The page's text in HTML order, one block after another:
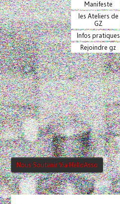
Manifeste
les Ateliers de
GZ
Infos pratiques
Rejoindre gz
Nous Soutenir Via HelloAsso